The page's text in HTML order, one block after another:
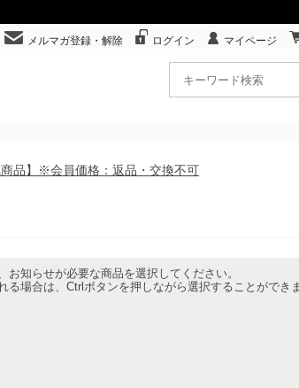
メルマガ登録・解除 ログイン マイページ
品】※会員価格：返品・交換不可
知らせが必要な商品を選択してください。
る場合は、Ctrlボタンを押しながら選択することができま